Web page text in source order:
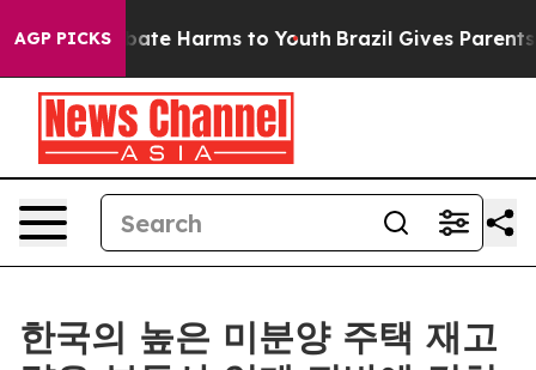
AGP PICKS
to Abate Harms to Youth Brazil Gives Parents
한국의 높은 미분양 주택 재고